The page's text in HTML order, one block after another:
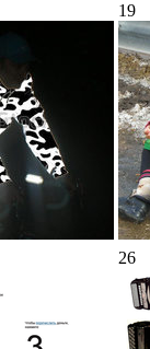
19
26